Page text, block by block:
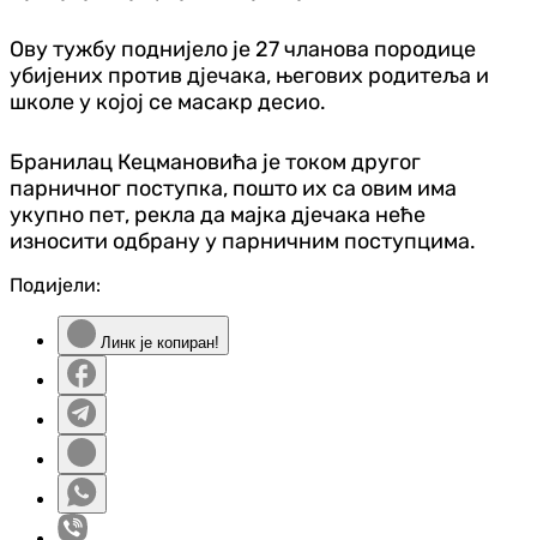
Ову тужбу поднијело је 27 чланова породице
убијених против дјечака, његових родитеља и
школе у којој се масакр десио.
Бранилац Кецмановића је током другог
парничног поступка, пошто их са овим има
укупно пет, рекла да мајка дјечака неће
износити одбрану у парничним поступцима.
Подијели:
Линк је копиран!